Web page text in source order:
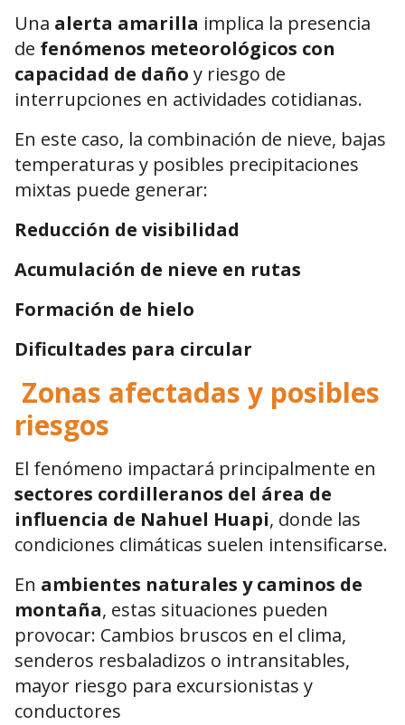
Una alerta amarilla implica la presencia
de fenómenos meteorológicos con
capacidad de daño y riesgo de
interrupciones en actividades cotidianas.
En este caso, la combinación de nieve, bajas
temperaturas y posibles precipitaciones
mixtas puede generar:
Reducción de visibilidad
Acumulación de nieve en rutas
Formación de hielo
Dificultades para circular
Zonas afectadas y posibles
riesgos
El fenómeno impactará principalmente en
sectores cordilleranos del área de
influencia de Nahuel Huapi, donde las
condiciones climáticas suelen intensificarse.
En ambientes naturales y caminos de
montaña, estas situaciones pueden
provocar: Cambios bruscos en el clima,
senderos resbaladizos o intransitables,
mayor riesgo para excursionistas y
conductores